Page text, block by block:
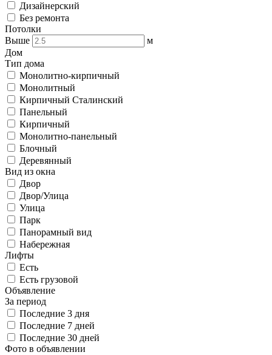
Дизайнерский
Без ремонта
Потолки
Выше
м
Дом
Тип дома
Монолитно-кирпичный
Монолитный
Кирпичный Сталинский
Панельный
Кирпичный
Монолитно-панельный
Блочный
Деревянный
Вид из окна
Двор
Двор/Улица
Улица
Парк
Панорамный вид
Набережная
Лифты
Есть
Есть грузовой
Объявление
За период
Последние 3 дня
Последние 7 дней
Последние 30 дней
Фото в объявлении